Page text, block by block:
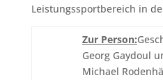
Leistungssportbereich in
Zur Person:
Georg Gaydoul
Michael